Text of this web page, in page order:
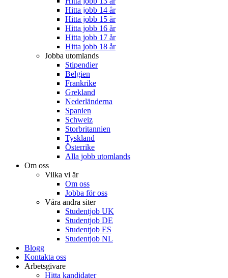
Hitta jobb 14 år
Hitta jobb 15 år
Hitta jobb 16 år
Hitta jobb 17 år
Hitta jobb 18 år
Jobba utomlands
Stipendier
Belgien
Frankrike
Grekland
Nederländerna
Spanien
Schweiz
Storbritannien
Tyskland
Österrike
Alla jobb utomlands
Om oss
Vilka vi är
Om oss
Jobba för oss
Våra andra siter
Studentjob UK
Studentjob DE
Studentjob ES
Studentjob NL
Blogg
Kontakta oss
Arbetsgivare
Hitta kandidater